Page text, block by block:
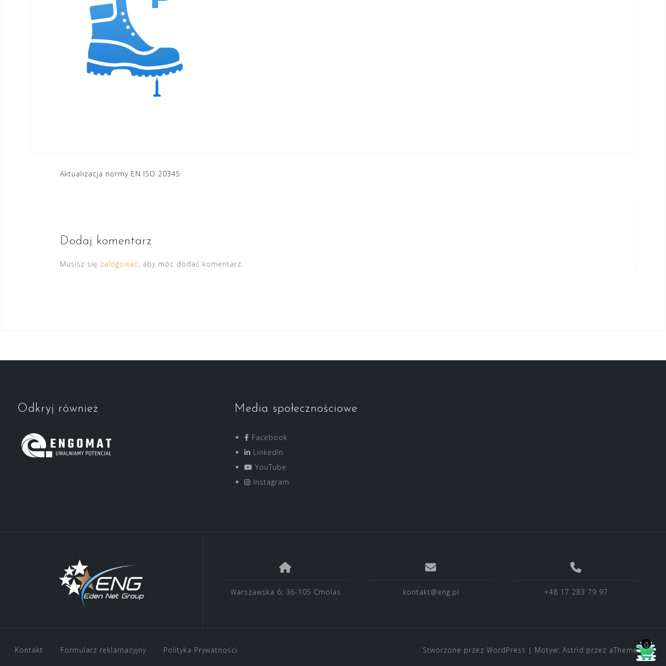
Nawigacja
Aktualizacja normy EN ISO 20345
Dodaj komentarz
Musisz się zalogować, aby móc dodać komentarz.
Odkryj również Media społecznościowe
Facebook
LinkedIn
YouTube
Instagram
Warszawska 6; 36-105 Cmolas kontakt@eng.pl +48 17 283 79 97
Kontakt Formularz reklamacyjny Polityka Prywatności Stworzone przez WordPress | Motyw: Astrid przez aThemes.
0